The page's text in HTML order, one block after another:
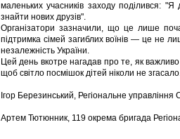
маленьких учасників заходу поділився:
знайти нових друзів".
Організатори зазначили, що це лише
підтримка сімей загиблих воїнів — це не
незалежність України.
Цей день вкотре нагадав про те, як
щоб світло посмішок дітей ніколи не
Ігор Березинський, Регіональне
Артем Тютюнник, 119 окрема бригада